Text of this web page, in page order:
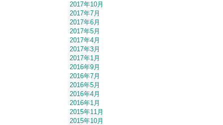
2017年10月
2017年7月
2017年6月
2017年5月
2017年4月
2017年3月
2017年1月
2016年9月
2016年7月
2016年5月
2016年4月
2016年1月
2015年11月
2015年10月